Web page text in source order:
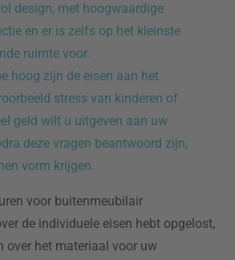
design, met hoogwaardige
en er is zelfs op het kleinste
ruimte voor.
hoog zijn de eisen aan het
stress van kinderen of
geld wilt u uitgeven aan uw
deze vragen beantwoord zijn,
vorm krijgen.
voor buitenmeubilair
de individuele eisen hebt opgelost,
over het materiaal voor uw